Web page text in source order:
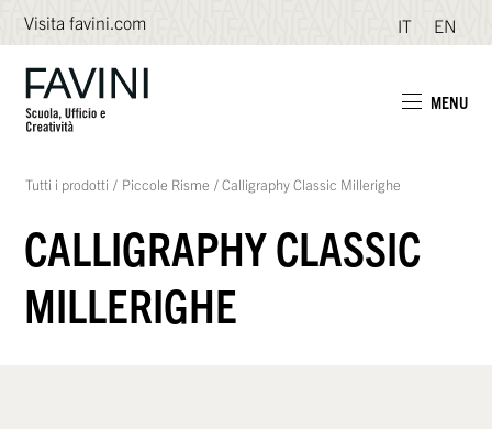
Visita favini.com IT EN
MENU
Tutti i prodotti / Piccole Risme /Calligraphy Classic Millerighe
CALLIGRAPHY CLASSIC
MILLERIGHE